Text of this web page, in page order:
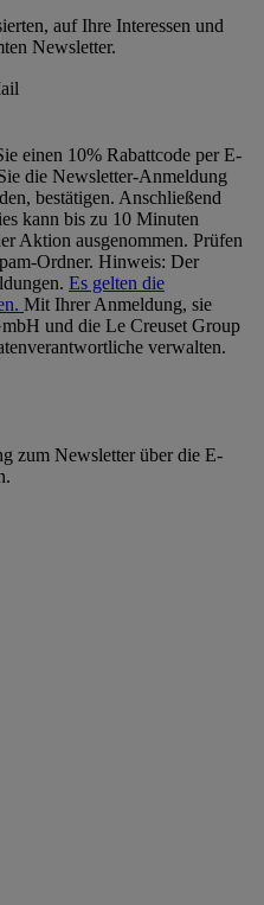
auf Ihre Interessen und
Newsletter.
einen 10% Rabattcode per E-
die Newsletter-Anmeldung
bestätigen. Anschließend
kann bis zu 10 Minuten
Aktion ausgenommen. Prüfen
Ordner. Hinweis: Der
Es gelten die
Mit Ihrer Anmeldung, sie
und die Le Creuset Group
verwalten.
zum Newsletter über die E-